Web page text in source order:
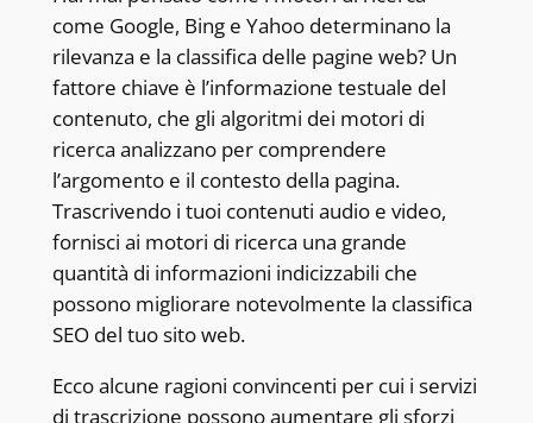
come Google, Bing e Yahoo determinano la
rilevanza e la classifica delle pagine web? Un
fattore chiave è l’informazione testuale del
contenuto, che gli algoritmi dei motori di
ricerca analizzano per comprendere
l’argomento e il contesto della pagina.
Trascrivendo i tuoi contenuti audio e video,
fornisci ai motori di ricerca una grande
quantità di informazioni indicizzabili che
possono migliorare notevolmente la classifica
SEO del tuo sito web.
Ecco alcune ragioni convincenti per cui i servizi
di trascrizione possono aumentare gli sforzi